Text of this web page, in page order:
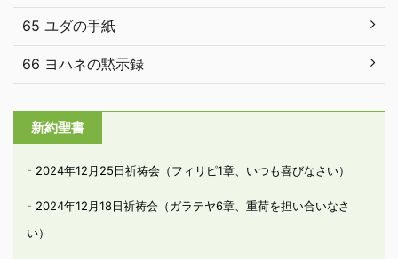
65 ユダの手紙
66 ヨハネの黙示録
新約聖書
2024年12月25日祈祷会（フィリピ1章、いつも喜びなさい）
2024年12月18日祈祷会（ガラテヤ6章、重荷を担い合いなさ
い）